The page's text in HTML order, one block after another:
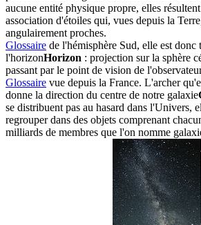
aucune entité physique propre, elles
association d'étoiles qui, vues depuis la
angulairement proches.
Glossaire de l'hémisphère Sud, elle est donc
l'horizonHorizon : projection sur la sphère
passant par le point de vision de
Glossaire vue depuis la France. L'archer
donne la direction du centre de notre galaxie
se distribuent pas au hasard dans l'Univers,
regrouper dans des objets comprenant
milliards de membres que l'on nomme